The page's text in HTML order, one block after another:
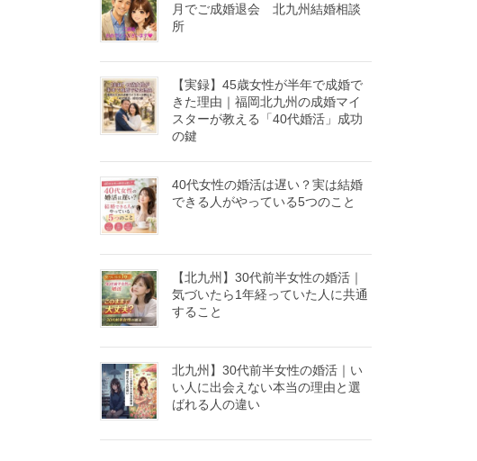
月でご成婚退会 北九州結婚相談
所
【実録】45歳女性が半年で成婚で
きた理由｜福岡北九州の成婚マイ
スターが教える「40代婚活」成功
の鍵
40代女性の婚活は遅い？実は結婚
できる人がやっている5つのこと
【北九州】30代前半女性の婚活｜
気づいたら1年経っていた人に共通
すること
北九州】30代前半女性の婚活｜い
い人に出会えない本当の理由と選
ばれる人の違い